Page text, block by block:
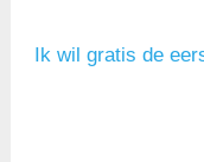
Ik wil gratis de